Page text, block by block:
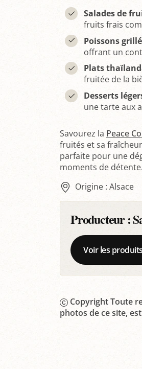
Salades de
fruits frais
Poissons
offrant un
Plats
fruitée de la
Desserts
une tarte aux
Savourez la Peace
fruités et sa
parfaite pour une
moments de détente.
Origine : Alsace
Producteur :
Voir les
Copyright Toute
photos de ce site,